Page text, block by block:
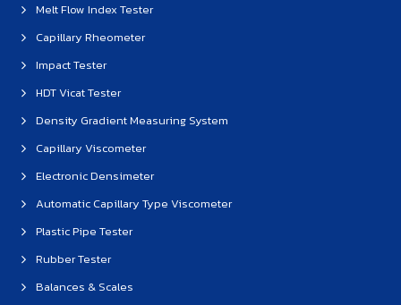
Melt Flow Index Tester
Capillary Rheometer
Impact Tester
HDT Vicat Tester
Density Gradient Measuring System
Capillary Viscometer
Electronic Densimeter
Automatic Capillary Type Viscometer
Plastic Pipe Tester
Rubber Tester
Balances & Scales